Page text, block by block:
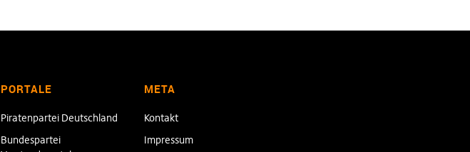
PORTALE
Piratenpartei Deutschland
Bundespartei
META
Kontakt
Impressum